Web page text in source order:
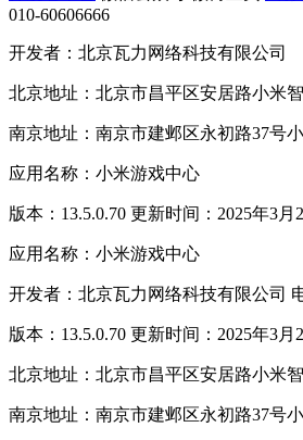
010-60606666
开发者：北京瓦力网络科技有限公司
北京地址：北京市昌平区安居路小米
南京地址：南京市建邺区永初路37号
应用名称：小米游戏中心
版本：13.5.0.70 更新时间：2025年3月
应用名称：小米游戏中心
开发者：北京瓦力网络科技有限公司
版本：13.5.0.70 更新时间：2025年3月
北京地址：北京市昌平区安居路小米
南京地址：南京市建邺区永初路37号